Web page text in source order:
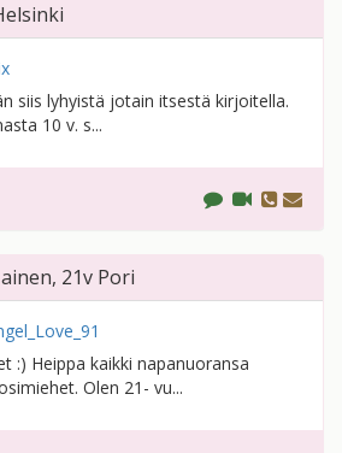
siis lyhyistä jotain itsestä kirjoitella.
10 v. s...
, 21v Pori
:) Heippa kaikki napanuoransa
Olen 21- vu...